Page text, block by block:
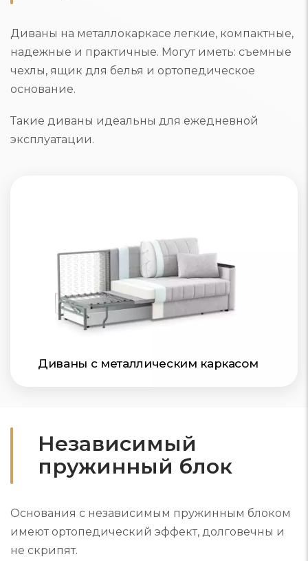
Диваны на металлокаркасе легкие, компактные,
надежные и практичные. Могут иметь: съемные
чехлы, ящик для белья и ортопедическое
основание.
Такие диваны идеальны для ежедневной
эксплуатации.
Диваны с металлическим каркасом
Независимый
пружинный блок
Основания с независимым пружинным блоком
имеют ортопедический эффект, долговечны и
не скрипят.